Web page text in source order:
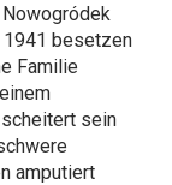
1941 besetzen
Familie
sein
amputiert